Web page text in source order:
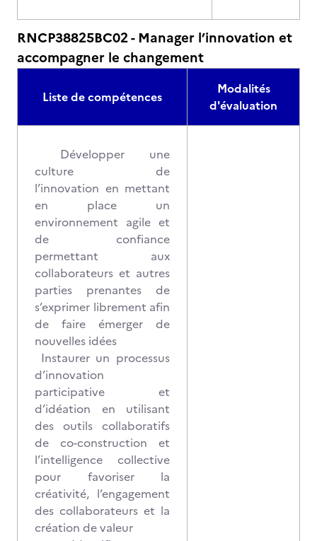
RNCP38825BC02 - Manager l’innovation et
accompagner le changement
Liste de compétences
Modalités
d'évaluation
Développer une
culture de
l’innovation en mettant
en place un
environnement agile et
de confiance
permettant aux
collaborateurs et autres
parties prenantes de
s’exprimer librement afin
de faire émerger de
nouvelles idées
Instaurer un processus
d’innovation
participative et
d’idéation en utilisant
des outils collaboratifs
de co-construction et
l’intelligence collective
pour favoriser la
créativité, l’engagement
des collaborateurs et la
création de valeur